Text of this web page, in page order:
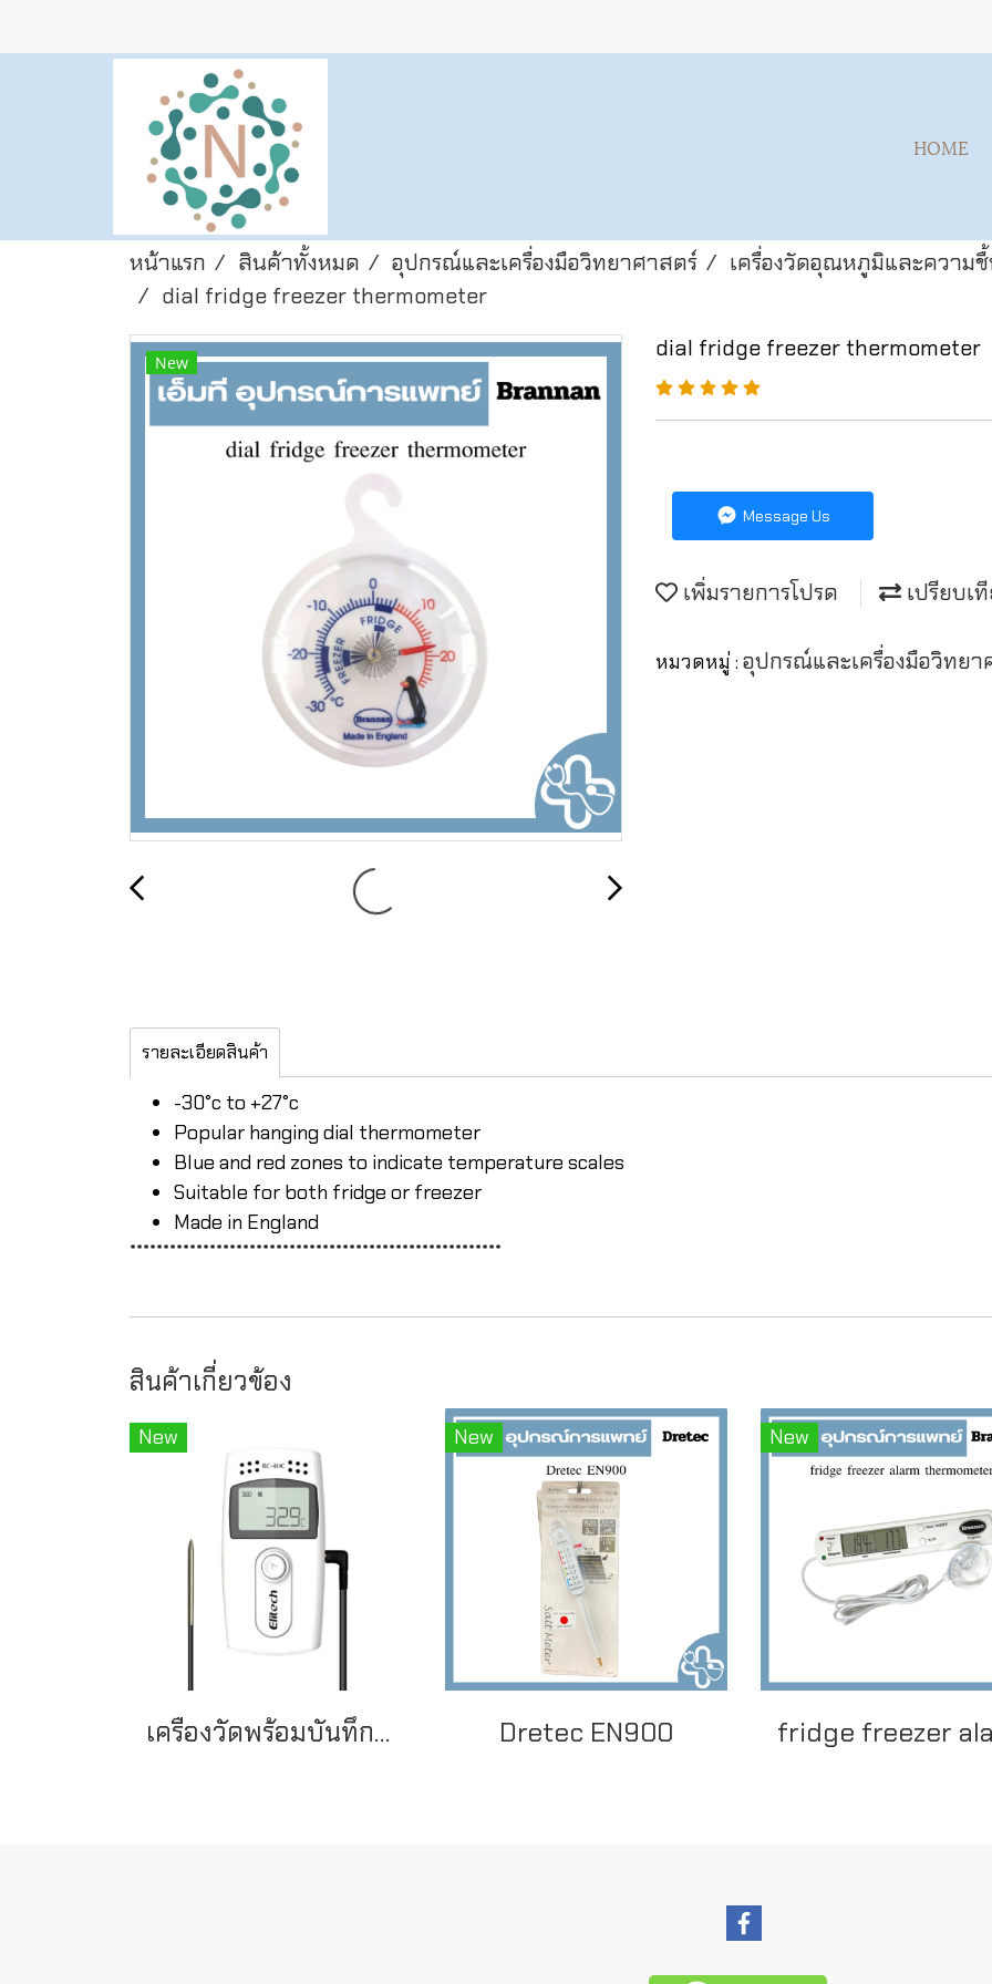
HOME
หน้าแรก สินค้าทั้งหมด อุปกรณ์และเครื่องมือวิทยาศาสตร์
เครื่องวัดอุณหภูมิและความ
dial fridge freezer thermometer
New
dial fridge freezer thermometer
Message Us
เพิ่มรายการโปรด เปรียบเ
หมวดหมู่ : อุปกรณ์และเครื่องมือวิทย
รายละเอียดสินค้า
-30°c to +27°c
Popular hanging dial thermometer
Blue and red zones to indicate temperature scales
Suitable for both fridge or freezer
Made in England
********************************************************
สินค้าเกี่ยวข้อง
New
เครื่องวัดพร้อมบันทึกค่าอุณหภูมิและความชื้นสัมพัทธ์ รุ่น RC-4HC
New
Dretec EN900
New